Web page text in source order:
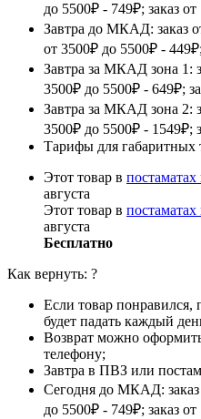
до 5500₽ - 749₽; заказ
Завтра до МКАД: заказ
от 3500₽ до 5500₽ -
Завтра за МКАД зона 1:
3500₽ до 5500₽ - 649₽;
Завтра за МКАД зона 2:
3500₽ до 5500₽ - 1549₽;
Тарифы для габаритных
Этот товар в
августа
Этот товар в
августа
Бесплатно
Как вернуть: ?
Если товар понравился,
будет падать каждый
Возврат можно
телефону;
Завтра в ПВЗ или
Сегодня до МКАД: заказ
до 5500₽ - 749₽; заказ